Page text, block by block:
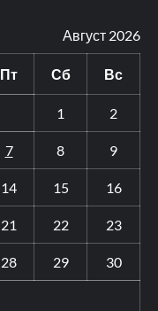
Август 2026
Пт Сб Вс
1 2
7 8 9
14 15 16
21 22 23
28 29 30